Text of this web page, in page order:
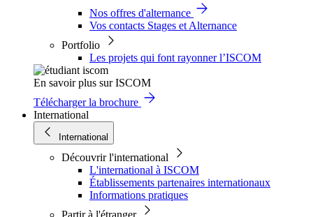
Nos offres d'alternance
Vos contacts Stages et Alternance
Portfolio
Les projets qui font rayonner l’ISCOM
En savoir plus sur ISCOM
Télécharger la brochure
International
International
Découvrir l'international
L'international à ISCOM
Établissements partenaires internationaux
Informations pratiques
Partir à l'étranger